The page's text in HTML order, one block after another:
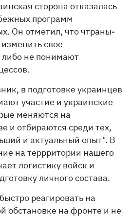
сторона отказалась
программ
Он отметил, что чтраны-
свое
либо не понимают
в подготовке украинцев
участие и украинские
меняются на
и отбираются среди тех,
и актуальный опыт". В
на террритории нашего
логистику войск и
личного состава.
реагировать на
обстановке на фронте и не